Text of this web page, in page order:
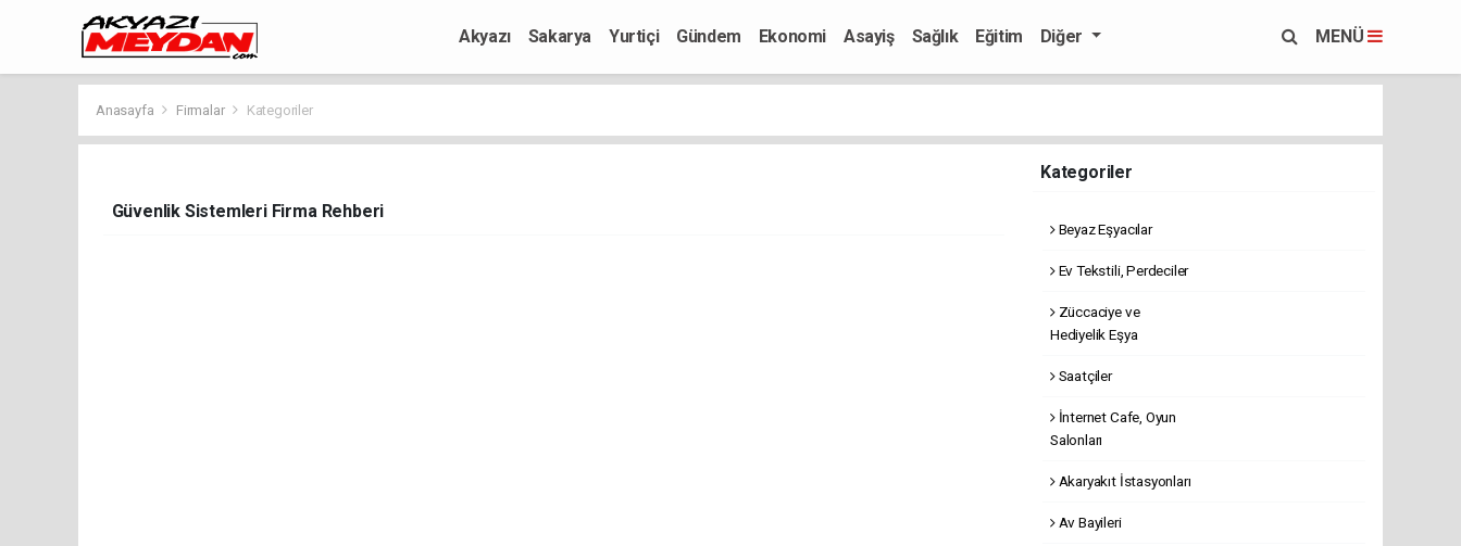
Akyazı Sakarya Yurtiçi Gündem Ekonomi Asayiş Sağlık Eğitim Diğer MENÜ
Anasayfa Firmalar Kategoriler
Güvenlik Sistemleri Firma Rehberi
Kategoriler
Beyaz Eşyacılar
Ev Tekstili, Perdeciler
Züccaciye ve
Hediyelik Eşya
Saatçiler
İnternet Cafe, Oyun
Salonları
Akaryakıt İstasyonları
Av Bayileri